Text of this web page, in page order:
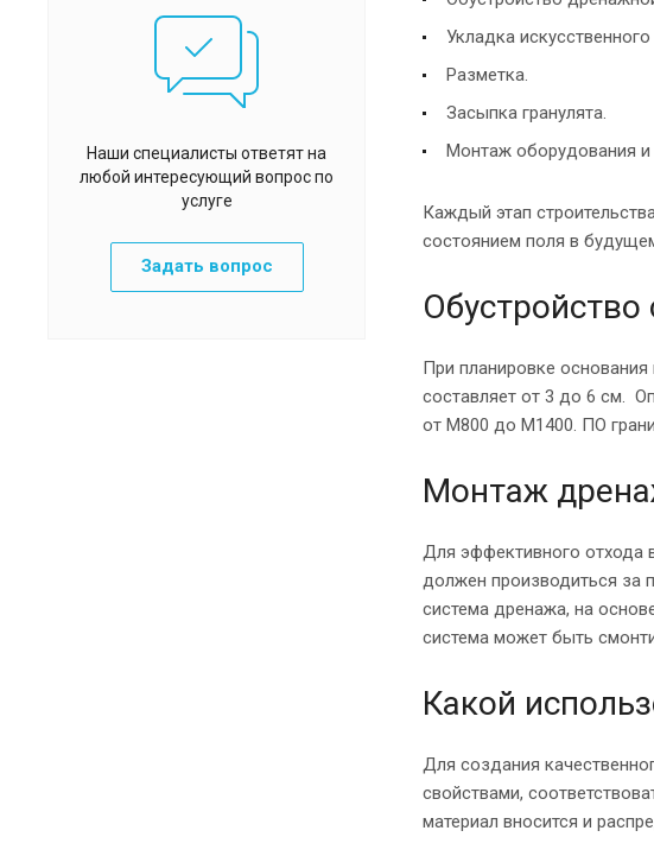
Укладка
Разметка.
Засыпка гранулята.
Монтаж оборудования
Каждый этап
состоянием поля в
Обустройство
При планировке основания
составляет от 3 до 6 см.
от М800 до М1400. ПО
Монтаж
Для эффективного отхода
должен производиться за
система дренажа, на
система может быть
Какой
Для создания
свойствами,
материал вносится и
Наши специалисты ответят на
любой интересующий вопрос по
услуге
Задать вопрос